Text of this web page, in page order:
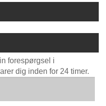
forespørgsel i
dig inden for 24 timer.